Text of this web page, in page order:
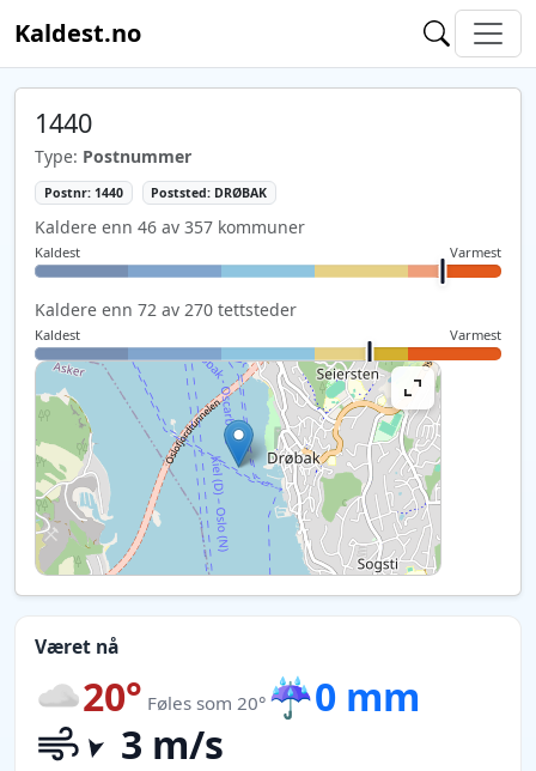
Kaldest.no
1440
Type: Postnummer
Postnr: 1440 Poststed: DRØBAK
Kaldere enn 46 av 357 kommuner
Kaldest Varmest
Kaldere enn 72 av 270 tettsteder
Kaldest Varmest
Været nå
20° Føles som 20° ☔0 mm
3 m/s